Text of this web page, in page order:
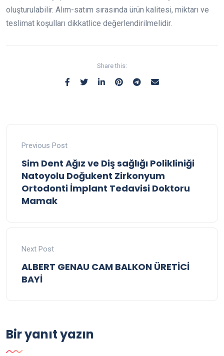
oluşturulabilir. Alım-satım sırasında ürün kalitesi, miktarı ve
teslimat koşulları dikkatlice değerlendirilmelidir.
Share this:
Previous Post
Sim Dent Ağız ve Diş sağlığı Polikliniği
Natoyolu Doğukent Zirkonyum
Ortodonti İmplant Tedavisi Doktoru
Mamak
Next Post
ALBERT GENAU CAM BALKON ÜRETİCİ
BAYİ
Bir yanıt yazın